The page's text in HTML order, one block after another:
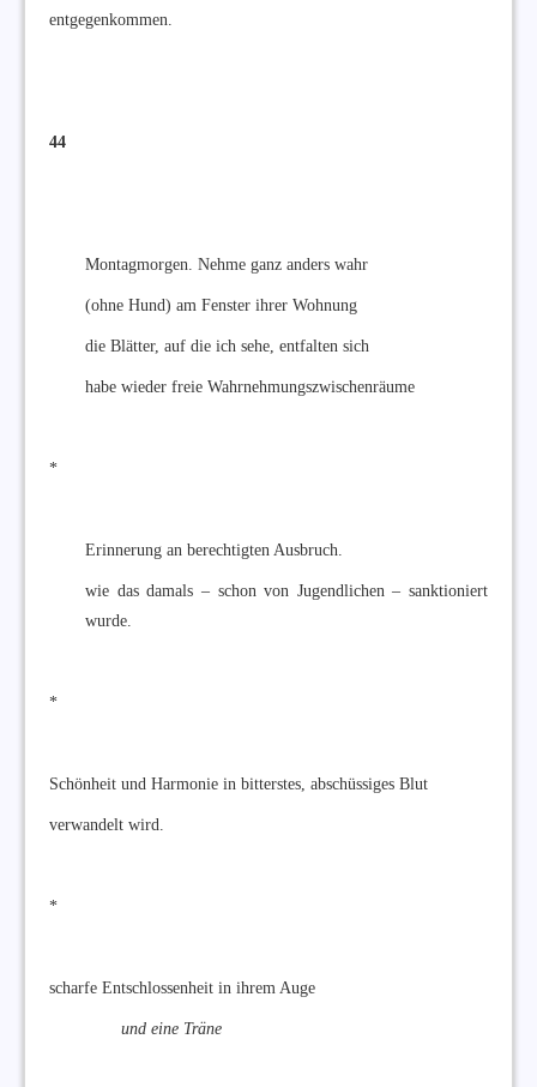
entgegenkommen.
44
Montagmorgen. Nehme ganz anders wahr
(ohne Hund) am Fenster ihrer Wohnung
die Blätter, auf die ich sehe, entfalten sich
habe wieder freie Wahrnehmungszwischenräume
*
Erinnerung an berechtigten Ausbruch.
wie das damals – schon von Jugendlichen – sanktioniert
wurde.
*
Schönheit und Harmonie in bitterstes, abschüssiges Blut
verwandelt wird.
*
scharfe Entschlossenheit in ihrem Auge
und eine Träne